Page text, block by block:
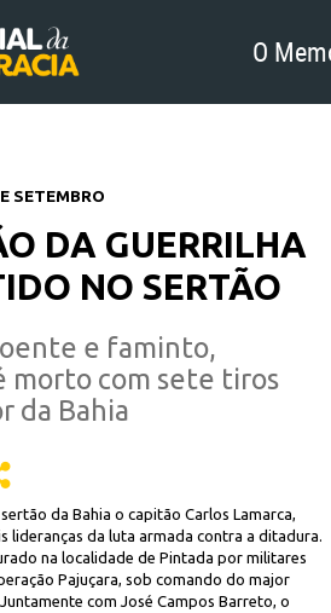
O
SETEMBRO
DA GUERRILHA
NO SERTÃO
e faminto,
morto com sete tiros
da Bahia
da Bahia o capitão Carlos Lamarca,
lideranças da luta armada contra a ditadura.
na localidade de Pintada por militares
Pajuçara, sob comando do major
com José Campos Barreto, o